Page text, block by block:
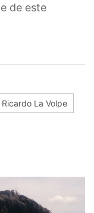
de este
Ricardo La Volpe